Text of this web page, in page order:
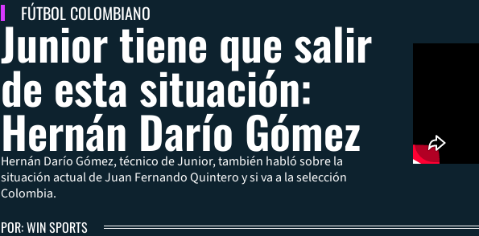
FÚTBOL COLOMBIANO
Junior tiene que salir
de esta situación:
Hernán Darío Gómez
Hernán Darío Gómez, técnico de Junior, también habló sobre la
situación actual de Juan Fernando Quintero y si va a la selección
Colombia.
POR: WIN SPORTS